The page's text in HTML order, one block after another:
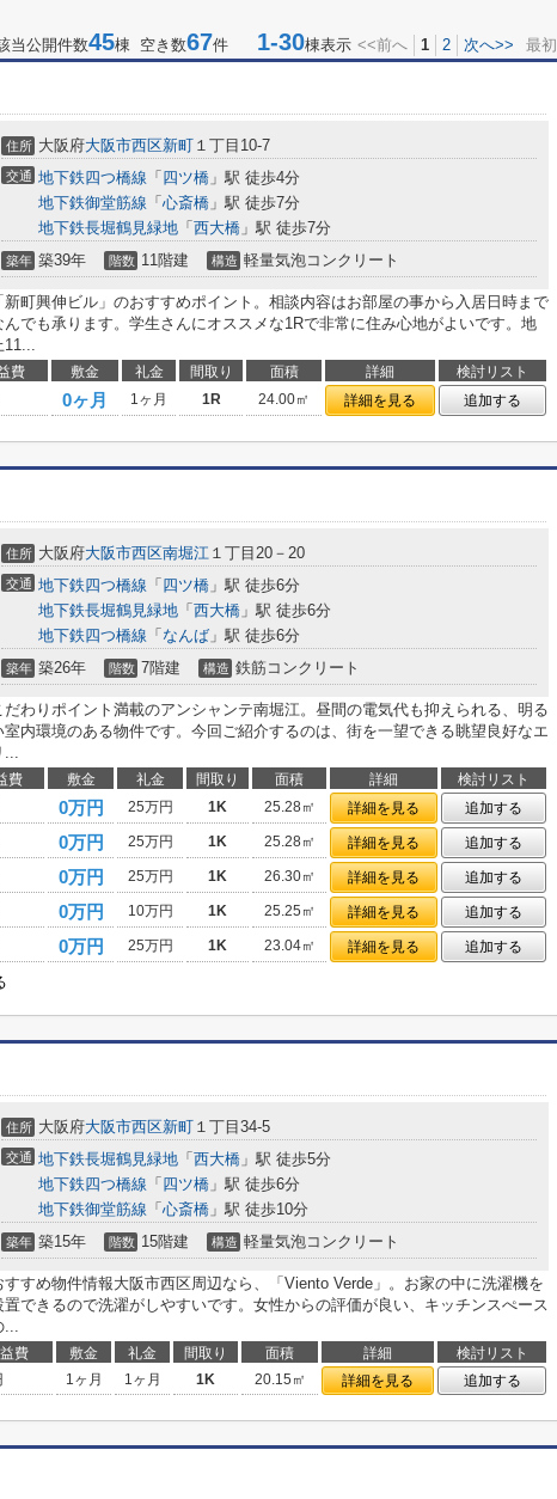
当公開件数45棟 空き数67件 1-30棟表示 <<前へ 1 2 次へ>> 最初
住所 大阪府大阪市西区新町 １丁目10-7
交通 地下鉄四つ橋線 「 四ツ橋 」駅 徒歩4分
地下鉄御堂筋線 「 心斎橋 」駅 徒歩7分
地下鉄長堀鶴見緑地 「 西大橋 」駅 徒歩7分
築年 築39年 階数 11階建 構造 軽量気泡コンクリート
新町興伸ビル」のおすすめポイント。相談内容はお部屋の事から入居日時まで
んでも承ります。学生さんにオススメな1Rで非常に住み心地がよいです。地
11...
費 敷金 礼金 間取り 面積 詳細
検討リスト
0ヶ月 1ヶ月 1R 24.00㎡ 詳細を見る 追加する
住所 大阪府大阪市西区南堀江 １丁目20－20
交通 地下鉄四つ橋線 「 四ツ橋 」駅 徒歩6分
地下鉄長堀鶴見緑地 「 西大橋 」駅 徒歩6分
地下鉄四つ橋線 「 なんば 」駅 徒歩6分
築年 築26年 階数 7階建 構造 鉄筋コンクリート
だわりポイント満載のアンシャンテ南堀江。昼間の電気代も抑えられる、明る
室内環境のある物件です。今回ご紹介するのは、街を一望できる眺望良好なエ
...
費 敷金 礼金 間取り 面積 詳細
検討リスト
0万円 25万円 1K 25.28㎡ 詳細を見る
追加する
0万円 25万円 1K 25.28㎡ 詳細を見る
追加する
0万円 25万円 1K 26.30㎡ 詳細を見る
追加する
0万円 10万円 1K 25.25㎡ 詳細を見る
追加する
0万円 25万円 1K 23.04㎡ 詳細を見る 追加する
住所 大阪府大阪市西区新町 １丁目34-5
交通 地下鉄長堀鶴見緑地 「 西大橋 」駅 徒歩5分
地下鉄四つ橋線 「 四ツ橋 」駅 徒歩6分
地下鉄御堂筋線 「 心斎橋 」駅 徒歩10分
築年 築15年 階数 15階建 構造 軽量気泡コンクリート
すすめ物件情報大阪市西区周辺なら、「Viento Verde」。お家の中に洗濯機を
置できるので洗濯がしやすいです。女性からの評価が良い、キッチンスぺース
...
費 敷金 礼金 間取り 面積 詳細
検討リスト
1ヶ月 1ヶ月 1K 20.15㎡ 詳細を見る 追加する